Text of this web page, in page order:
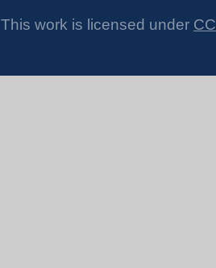
This work is licensed under